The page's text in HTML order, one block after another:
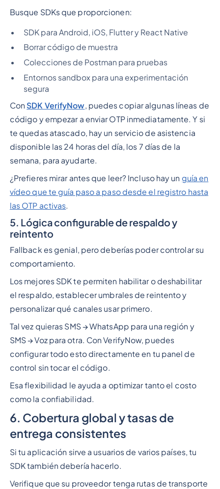
Busque SDKs que proporcionen:
SDK para Android, iOS, Flutter y React Native
Borrar código de muestra
Colecciones de Postman para pruebas
Entornos sandbox para una experimentación
segura
Con SDK VerifyNow, puedes copiar algunas líneas de
código y empezar a enviar OTP inmediatamente. Y si
te quedas atascado, hay un servicio de asistencia
disponible las 24 horas del día, los 7 días de la
semana, para ayudarte.
¿Prefieres mirar antes que leer? Incluso hay un guía en
vídeo que te guía paso a paso desde el registro hasta
las OTP activas.
5. Lógica configurable de respaldo y
reintento
Fallback es genial, pero deberías poder controlar su
comportamiento.
Los mejores SDK te permiten habilitar o deshabilitar
el respaldo, establecer umbrales de reintento y
personalizar qué canales usar primero.
Tal vez quieras SMS → WhatsApp para una región y
SMS → Voz para otra. Con VerifyNow, puedes
configurar todo esto directamente en tu panel de
control sin tocar el código.
Esa flexibilidad le ayuda a optimizar tanto el costo
como la confiabilidad.
6. Cobertura global y tasas de
entrega consistentes
Si tu aplicación sirve a usuarios de varios países, tu
SDK también debería hacerlo.
Verifique que su proveedor tenga rutas de transporte